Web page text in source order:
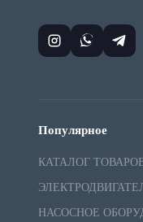
Популярное
КАТАЛОГ
НАСОСНОЕ